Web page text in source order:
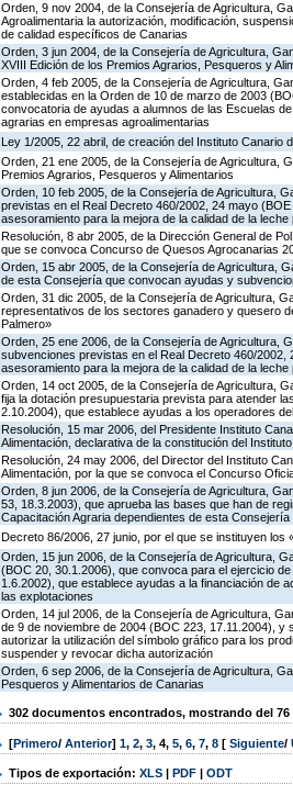
Orden, 9 nov 2004, de la Consejería de Agricultura,
Agroalimentaria la autorización, modificación,
de calidad específicos de Canarias
Orden, 3 jun 2004, de la Consejería de Agricultura,
XVIII Edición de los Premios Agrarios, Pesqueros y
Orden, 4 feb 2005, de la Consejería de Agricultura,
establecidas en la Orden de 10 de marzo de 2003
convocatoria de ayudas a alumnos de las Escuelas
agrarias en empresas agroalimentarias
Ley 1/2005, 22 abril, de creación del Instituto Canario
Orden, 21 ene 2005, de la Consejería de Agricultura,
Premios Agrarios, Pesqueros y Alimentarios
Orden, 10 feb 2005, de la Consejería de Agricultura,
previstas en el Real Decreto 460/2002, 24 mayo
asesoramiento para la mejora de la calidad de la
Resolución, 8 abr 2005, de la Dirección General de
que se convoca Concurso de Quesos Agrocanarias
Orden, 15 abr 2005, de la Consejería de Agricultura,
de esta Consejería que convocan ayudas y
Orden, 31 dic 2005, de la Consejería de Agricultura,
representativos de los sectores ganadero y quesero
Palmero»
Orden, 25 ene 2006, de la Consejería de Agricultura,
subvenciones previstas en el Real Decreto 460/
asesoramiento para la mejora de la calidad de la
Orden, 14 oct 2005, de la Consejería de Agricultura,
fija la dotación presupuestaria prevista para atender
2.10.2004), que establece ayudas a los operadores
Resolución, 15 mar 2006, del Presidente Instituto
Alimentación, declarativa de la constitución del Instituto
Resolución, 24 may 2006, del Director del Instituto
Alimentación, por la que se convoca el Concurso
Orden, 8 jun 2006, de la Consejería de Agricultura,
53, 18.3.2003), que aprueba las bases que han de
Capacitación Agraria dependientes de esta
Decreto 86/2006, 27 junio, por el que se instituyen
Orden, 15 jun 2006, de la Consejería de Agricultura,
(BOC 20, 30.1.2006), que convoca para el ejercicio
1.6.2002), que establece ayudas a la financiación de
las explotaciones
Orden, 14 jul 2006, de la Consejería de Agricultura,
de 9 de noviembre de 2004 (BOC 223, 17.11.2004), y
autorizar la utilización del símbolo gráfico para los
suspender y revocar dicha autorización
Orden, 6 sep 2006, de la Consejería de Agricultura,
Pesqueros y Alimentarios de Canarias
302 documentos encontrados, mostrando del 76
[Primero/ Anterior] 1, 2, 3, 4, 5, 6, 7, 8 [ Siguiente/
Tipos de exportación: XLS | PDF | ODT